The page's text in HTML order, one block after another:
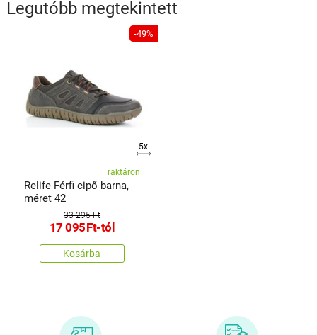
Legutóbb megtekintett
-49%
5x
raktáron
Relife Férfi cipő barna,
méret 42
33 295 Ft
17 095Ft-tól
Kosárba